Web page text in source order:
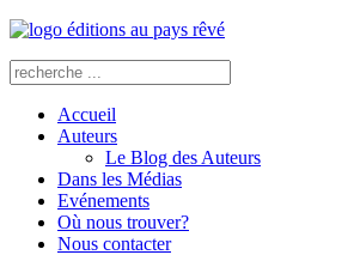
Accueil
Auteurs
Le Blog des Auteurs
Dans les Médias
Evénements
Où nous trouver?
Nous contacter